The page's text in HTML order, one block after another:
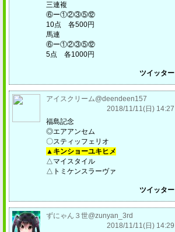
三連複
⑥ー①②③⑤⑫
10点 各500円
馬連
⑥ー①②③⑤⑫
5点 各1000円
ツイッター
アイスクリーム@deendeen157
2018/11/11(日) 14:27
福島記念
◎エアアンセム
〇スティッフェリオ
▲キンショーユキヒメ
△マイスタイル
△トミケンスラーヴァ
ツイッター
ずにゃん３世@zunyan_3rd
2018/11/11(日) 14:29